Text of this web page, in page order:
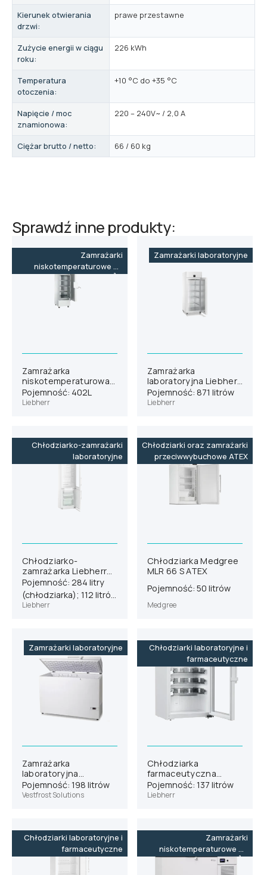
Kierunek otwierania
drzwi:
prawe przestawne
Zużycie energii w ciągu
roku:
226 kWh
Temperatura
otoczenia:
+10 °C do +35 °C
Napięcie / moc
znamionowa:
220 – 240V~ / 2,0 A
Ciężar brutto / netto: 66 / 60 kg
Sprawdź inne produkty:
Zamrażarki
niskotemperaturowe do
-86˚C
Zamrażarka
niskotemperaturowa
Liebherr SUFsg 3501
Pojemność: 402L
Liebherr
Zamrażarki laboratoryjne
Zamrażarka
laboratoryjna Liebherr
SFPvh 8401
Pojemność: 871 litrów
Liebherr
Chłodziarko-zamrażarki
laboratoryjne
Chłodziarko-
zamrażarka Liebherr
SCFvh 4032
Pojemność: 284 litry
(chłodziarka); 112 litrów
(zamrażarka)
Liebherr
Chłodziarki oraz zamrażarki
przeciwwybuchowe ATEX
Chłodziarka Medgree
MLR 66 S ATEX
Pojemność: 50 litrów
Medgree
Zamrażarki laboratoryjne
Zamrażarka
laboratoryjna
Vestfrost VT 206
Pojemność: 198 litrów
Vestfrost Solutions
Chłodziarki laboratoryjne i
farmaceutyczne
Chłodziarka
farmaceutyczna
Liebherr HMTvh 1511
wersja H63
Pojemność: 137 litrów
Liebherr
Chłodziarki laboratoryjne i
farmaceutyczne
Zamrażarki
niskotemperaturowe do
-86˚C